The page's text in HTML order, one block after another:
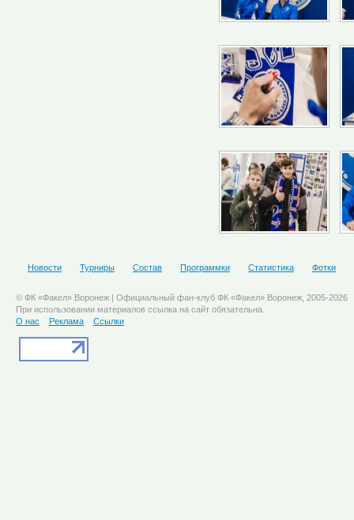
Новости Турниры Состав Программки Статистика Фотки
© ФК «Факел» Воронеж | Официальный фан-клуб ФК «Факел» Воронеж, 2005-2026
При использовании материалов ссылка на сайт обязательна.
О нас
Реклама Ссылки